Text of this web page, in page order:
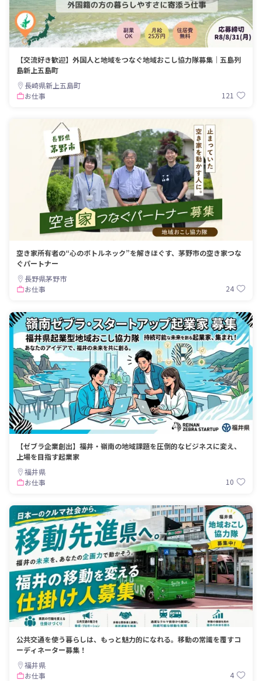
【交流好き歓迎】外国人と地域をつなぐ地域おこし協力隊募集｜五島列
島新上五島町
長崎県新上五島町
お仕事
121
空き家所有者の“心のボトルネック”を解きほぐす、茅野市の空き家つな
ぐパートナー
長野県茅野市
お仕事
24
【ゼブラ企業創出】福井・嶺南の地域課題を圧倒的なビジネスに変え、
上場を目指す起業家
福井県
お仕事
10
公共交通を使う暮らしは、もっと魅力的になれる。移動の常識を覆すコ
ーディネーター募集！
福井県
お仕事
4